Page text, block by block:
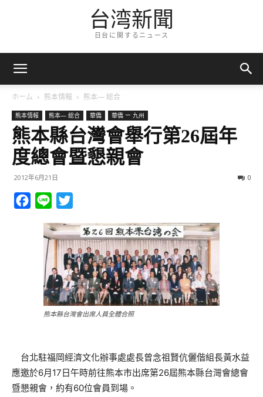
台湾新聞
日台に関するニュース
ホーム 熊本情報 熊本— 総合
熊本情報 熊本— 総合 華僑 華僑 ー 九州
熊本縣台灣會舉行第26屆年
度總會暨懇親會
2012年6月21日 0
Facebook
Line
熊本縣台灣會出席人員全體合照
台北駐福岡經濟文化辦事處處長曾念祖賢伉儷偕組長黃水益
應邀於6月17日午時前往熊本市出席第26屆熊本縣台灣會總會
暨懇親會，約有60位會員到場。